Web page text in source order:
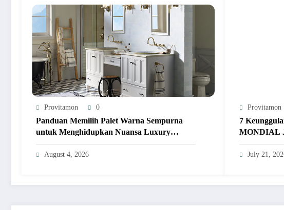
Provitamon 0
Panduan Memilih Palet Warna Sempurna
untuk Menghidupkan Nuansa Luxury
Bathrooms
August 4, 2026
Provitamon
7
MONDIAL
July 21,